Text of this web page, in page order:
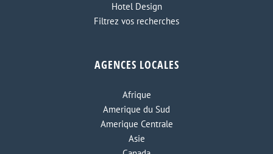
Hotel Design
Filtrez vos recherches
AGENCES LOCALES
Afrique
Amerique du Sud
Amerique Centrale
Asie